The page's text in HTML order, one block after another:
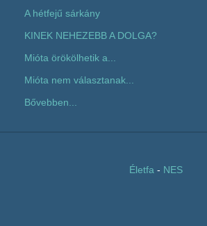
A hétfejű sárkány
KINEK NEHEZEBB A DOLGA?
Mióta örökölhetik a...
Mióta nem választanak...
Bővebben...
Életfa - NES